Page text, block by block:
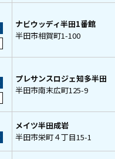
ナビウッディ半田1番館
半田市相賀町1-100
プレサンスロジェ知多半田
半田市南末広町125-9
メイツ半田成岩
半田市栄町４丁目15-1